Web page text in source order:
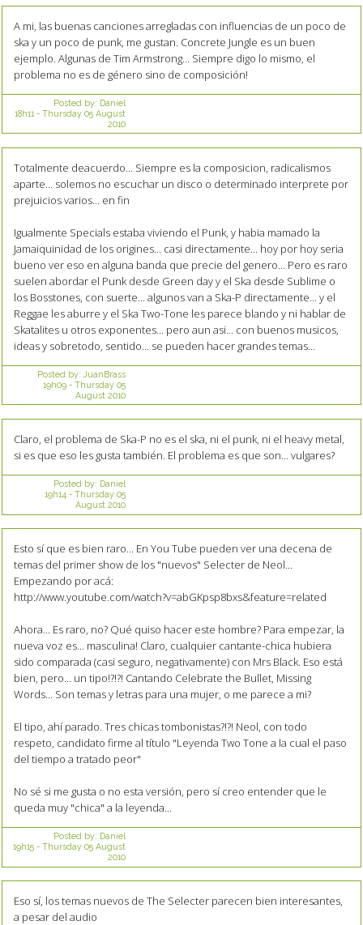
A mi, las buenas canciones arregladas con influencias de un poco de
ska y un poco de punk, me gustan. Concrete Jungle es un buen
ejemplo. Algunas de Tim Armstrong... Siempre digo lo mismo, el
problema no es de género sino de composición!
Posted by: Daniel
18h11 - Thursday 05 August
2010
Totalmente deacuerdo... Siempre es la composicion, radicalismos
aparte... solemos no escuchar un disco o determinado interprete por
prejuicios varios... en fin
Igualmente Specials estaba viviendo el Punk, y habia mamado la
Jamaiquinidad de los origines... casi directamente... hoy por hoy seria
bueno ver eso en alguna banda que precie del genero... Pero es raro
suelen abordar el Punk desde Green day y el Ska desde Sublime o
los Bosstones, con suerte... algunos van a Ska-P directamente... y el
Reggae les aburre y el Ska Two-Tone les parece blando y ni hablar de
Skatalites u otros exponentes... pero aun asi... con buenos musicos,
ideas y sobretodo, sentido... se pueden hacer grandes temas...
Posted by: JuanBrass
19h09- Thursday 05
August 2010
Claro, el problema de Ska-P no es el ska, ni el punk, ni el heavy metal,
si es que eso les gusta también. El problema es que son... vulgares?
Posted by: Daniel
19h14- Thursday 05
August 2010
Esto sí que es bien raro... En You Tube pueden ver una decena de
temas del primer show de los "nuevos" Selecter de Neol...
Empezando por acá:
http://www.youtube.com/watch?v=abGKpsp8bxs&feature=related
Ahora... Es raro, no? Qué quiso hacer este hombre? Para empezar, la
nueva voz es... masculina! Claro, cualquier cantante-chica hubiera
sido comparada (casi seguro, negativamente) con Mrs Black. Eso está
bien, pero... un tipo!?!?! Cantando Celebrate the Bullet, Missing
Words... Son temas y letras para una mujer, o me parece a mi?
El tipo, ahí parado. Tres chicas tombonistas?!?! Neol, con todo
respeto, candidato firme al título "Leyenda Two Tone a la cual el paso
del tiempo a tratado peor"
No sé si me gusta o no esta versión, pero sí creo entender que le
queda muy "chica" a la leyenda...
Posted by: Daniel
19h15- Thursday 05 August
2010
Eso sí, los temas nuevos de The Selecter parecen bien interesantes,
a pesar del audio